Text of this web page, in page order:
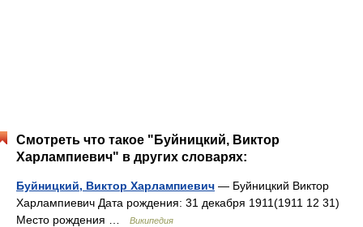
Смотреть что такое "Буйницкий, Виктор
Харлампиевич" в других словарях:
Буйницкий, Виктор Харлампиевич — Буйницкий Виктор
Харлампиевич Дата рождения: 31 декабря 1911(1911 12 31)
Место рождения …
Википедия